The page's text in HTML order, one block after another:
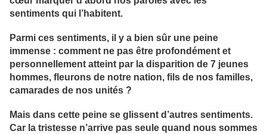
sentiments qui l’habitent.
Parmi ces sentiments, il y a bien sûr une peine
immense : comment ne pas être profondément et
personnellement atteint par la disparition de 7 jeunes
hommes, fleurons de notre nation, fils de nos familles,
camarades de nos unités ?
Mais dans cette peine se glissent d’autres sentiments.
Car la tristesse n’arrive pas seule quand nous sommes